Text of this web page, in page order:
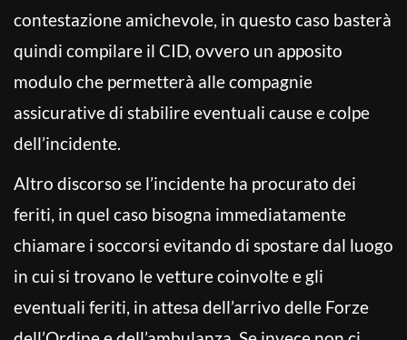
contestazione amichevole, in questo caso basterà
quindi compilare il CID, ovvero un apposito
modulo che permetterà alle compagnie
assicurative di stabilire eventuali cause e colpe
dell’incidente.
Altro discorso se l’incidente ha procurato dei
feriti, in quel caso bisogna immediatamente
chiamare i soccorsi evitando di spostare dal luogo
in cui si trovano le vetture coinvolte e gli
eventuali feriti, in attesa dell’arrivo delle Forze